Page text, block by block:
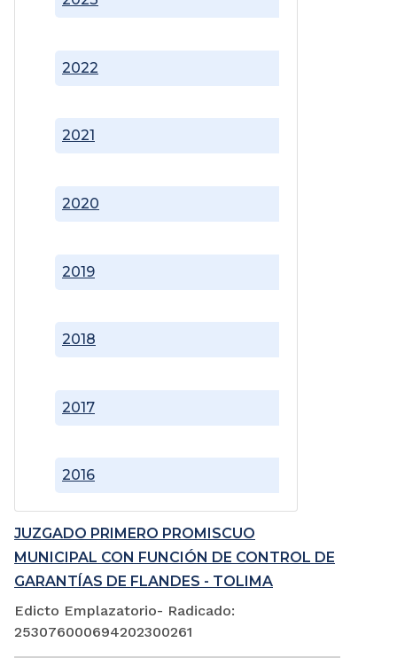
2016
2017
2018
2019
2020
2021
2022
JUZGADO PRIMERO PROMISCUO
MUNICIPAL CON FUNCIÓN DE CONTROL DE
GARANTÍAS DE FLANDES - TOLIMA
Edicto Emplazatorio- Radicado:
253076000694202300261